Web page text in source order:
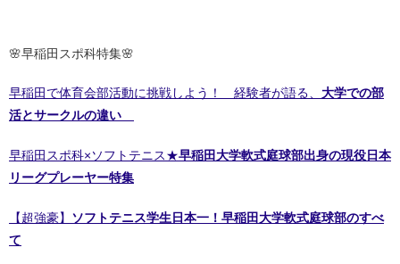
🌸早稲田スポ科特集🌸
早稲田で体育会部活動に挑戦しよう！ 経験者が語る、 大学での部
活とサークルの違い
早稲田スポ科×ソフトテニス★早稲田大学軟式庭球部出身の現役日本
リーグプレーヤー特集
【超強豪】 ソフトテニス学生日本一！早稲田大学軟式庭球部のすべ
て